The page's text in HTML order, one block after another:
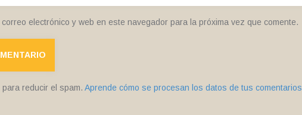
electrónico y web en este navegador para la próxima vez que comente.
reducir el spam. Aprende cómo se procesan los datos de tus comentarios